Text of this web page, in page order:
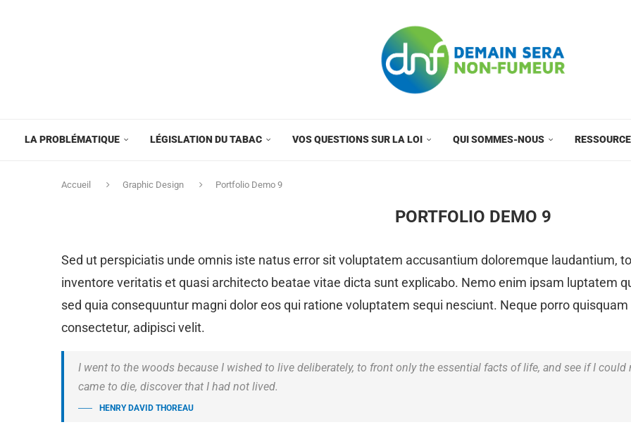
LA PROBLÉMATIQUE LÉGISLATION DU TABAC VOS QUESTIONS SUR LA LOI QUI SOMMES-NOUS
Accueil Graphic Design Portfolio Demo 9
PORTFOLIO DEMO 9
Sed ut perspiciatis unde omnis iste natus error sit voluptatem accusantium doloremque laudantium,
inventore veritatis et quasi architecto beatae vitae dicta sunt explicabo. Nemo enim ipsam luptatem
sed quia consequuntur magni dolor eos qui ratione voluptatem sequi nesciunt. Neque porro
consectetur, adipisci velit.
I went to the woods because I wished to live deliberately, to front only the essential facts of life, and see if I
came to die, discover that I had not lived.
HENRY DAVID THOREAU